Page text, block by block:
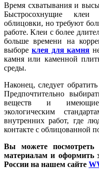
Время схватывания и
Быстросохнущие клеи
облицовки, но требуют
работе. Клеи с более
больше времени на
выборе клея для камня
камня или каменной
среды.
Наконец, следует
Предпочтительно
веществ и имеющие
экологическим
внутренних работ, где
контакте с облицованной
Вы можете
материалам и оформить
России на нашем сайте